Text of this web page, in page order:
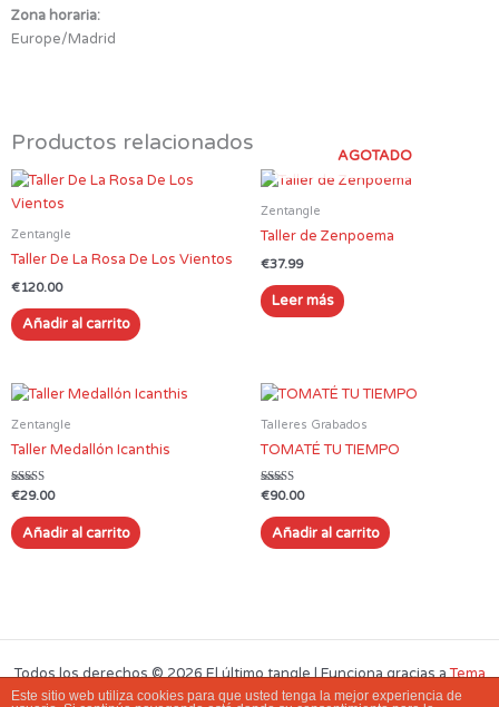
Zona horaria:
Europe/Madrid
Productos relacionados
Zentangle
Taller De La Rosa De Los Vientos
€120.00
Añadir al carrito
AGOTADO
Zentangle
Taller de Zenpoema
€37.99
Leer más
Zentangle
Taller Medallón Icanthis
Valorado en
de 5
€29.00
Añadir al carrito
Talleres Grabados
TOMATÉ TU TIEMPO
Valorado en
de 5
€90.00
Añadir al carrito
Todos los derechos © 2026 El último tangle | Funciona gracias aTema
Astra para WordPress
Este sitio web utiliza cookies para que usted tenga la mejor experiencia de